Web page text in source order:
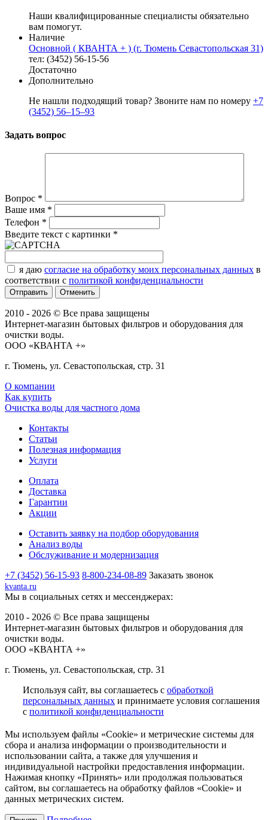
Наши квалифицированные специалисты обязательно
вам помогут.
Наличие
Основной ( КВАНТА + ) (г. Тюмень Севастопольская 31)
тел: (3452) 56-15-56
Достаточно
Дополнительно
Не нашли подходящий товар? Звоните нам по номеру +7
(3452) 56‒15‒93
Задать вопрос
Вопрос *
Ваше имя *
Телефон *
Введите текст с картинки *
я даю согласие на обработку моих персональных данных в
соответствии с политикой конфиденциальности
Отменить
2010 - 2026 © Все права защищены
Интернет-магазин бытовых фильтров и оборудования для
очистки воды.
ООО «КВАНТА +»
г. Тюмень, ул. Севастопольская, стр. 31
О компании
Как купить
Очистка воды для частного дома
Контакты
Статьи
Полезная информация
Услуги
Оплата
Доставка
Гарантии
Акции
Оставить заявку на подбор оборудования
Анализ воды
Обслуживание и модернизация
+7 (3452) 56-15-93 8-800-234-08-89 Заказать звонок
kvanta.ru
Мы в социальных сетях и мессенджерах:
2010 - 2026 © Все права защищены
Интернет-магазин бытовых фильтров и оборудования для
очистки воды.
ООО «КВАНТА +»
г. Тюмень, ул. Севастопольская, стр. 31
Используя сайт, вы соглашаетесь с обработкой
персональных данных и принимаете условия соглашения
с политикой конфиденциальности
Мы используем файлы «Cookie» и метрические системы для
сбора и анализа информации о производительности и
использовании сайта, а также для улучшения и
индивидуальной настройки предоставления информации.
Нажимая кнопку «Принять» или продолжая пользоваться
сайтом, вы соглашаетесь на обработку файлов «Cookie» и
данных метрических систем.